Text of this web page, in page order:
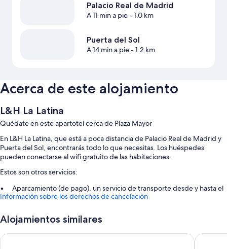
Palacio Real de Madrid
A 11 min a pie- 1.0 km
Puerta del Sol
A 14 min a pie- 1.2 km
Acerca de este alojamiento
L&H La Latina
Quédate en este apartotel cerca de Plaza Mayor
En L&H La Latina, que está a poca distancia de Palacio Real de Madrid y
Puerta del Sol, encontrarás todo lo que necesitas. Los huéspedes
pueden conectarse al wifi gratuito de las habitaciones.
Estos son otros servicios:
Aparcamiento (de pago), un servicio de transporte desde y hasta el
aeropuerto (de pago) y un ascensor
entradas y un servicio de recepción las 24 horas
Consigna de equipaje y espacios sin humos
Información sobre los derechos de cancelación
Alojamientos similares
Gran Central Suites Hotel